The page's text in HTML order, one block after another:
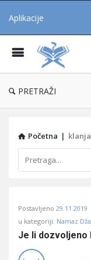
Aplikacije
PRETRAŽI
Početna |
Učene
Latest
Postavljeno 29.11.2019
u kategoriji: Namaz
Je li dozvoljeno